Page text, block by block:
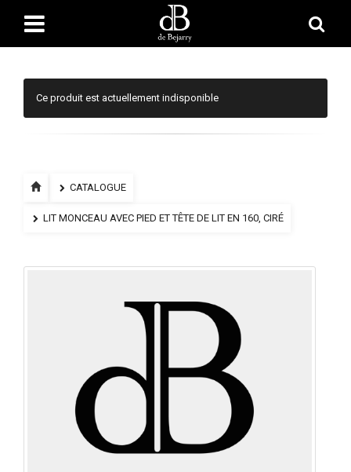
Ce produit est actuellement indisponible
CATALOGUE
LIT MONCEAU AVEC PIED ET TÊTE DE LIT EN 160, CIRÉ